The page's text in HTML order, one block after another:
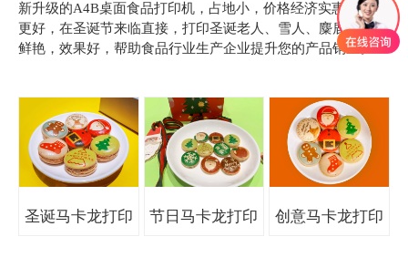
新升级的A4B桌面食品打印机，占地小，价格经济实惠，性能
更好，在圣诞节来临直接，打印圣诞老人、雪人、麋鹿等色彩
鲜艳，效果好，帮助食品行业生产企业提升您的产品销量。
圣诞马卡龙打印 节日马卡龙打印 创意马卡龙打印